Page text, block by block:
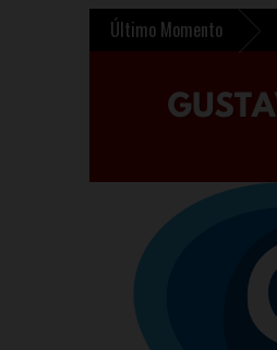
Último Momento